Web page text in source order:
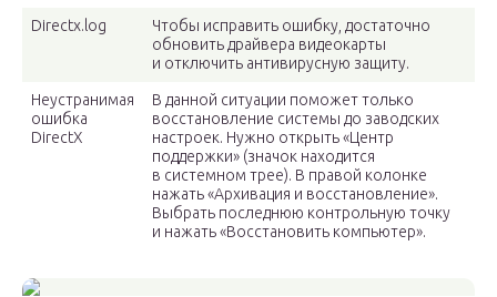
Directx.log
Чтобы исправить ошибку, достаточно
обновить драйвера видеокарты
и отключить антивирусную защиту.
Неустранимая
ошибка
DirectX
В данной ситуации поможет только
восстановление системы до заводских
настроек. Нужно открыть «Центр
поддержки» (значок находится
в системном трее). В правой колонке
нажать «Архивация и восстановление».
Выбрать последнюю контрольную точку
и нажать «Восстановить компьютер».